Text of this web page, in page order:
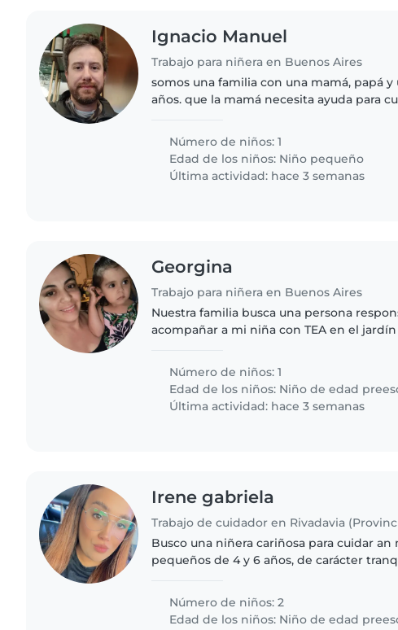
Ignacio Manuel
Trabajo para niñera en Buenos Aires
somos una familia con una mamá, papá y
años. que la mamá necesita ayuda para
Número de niños: 1
Edad de los niños: Niño pequeño
Última actividad: hace 3 semanas
Georgina
Trabajo para niñera en Buenos Aires
Nuestra familia busca una persona
acompañar a mi niña con TEA en el
Número de niños: 1
Edad de los niños: Niño de edad
Última actividad: hace 3 semanas
Irene gabriela
Busco una niñera cariñosa para cuidar an
pequeños de 4 y 6 años, de carácter
tiempo con niños. ¡Ideal..
Número de niños: 2
Edad de los niños: Niño de edad